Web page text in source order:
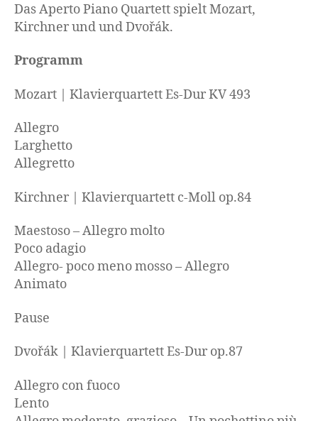
Das Aperto Piano Quartett spielt Mozart,
Kirchner und und Dvořák.
Programm
Mozart | Klavierquartett Es-Dur KV 493
Allegro
Larghetto
Allegretto
Kirchner | Klavierquartett c-Moll op.84
Maestoso – Allegro molto
Poco adagio
Allegro- poco meno mosso – Allegro
Animato
Pause
Dvořák | Klavierquartett Es-Dur op.87
Allegro con fuoco
Lento